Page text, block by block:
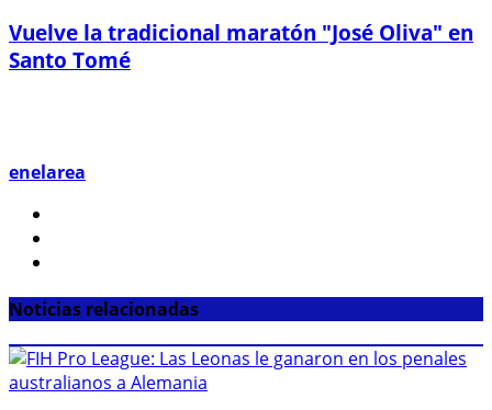
Vuelve la tradicional maratón "José Oliva" en
Santo Tomé
enelarea
Noticias relacionadas